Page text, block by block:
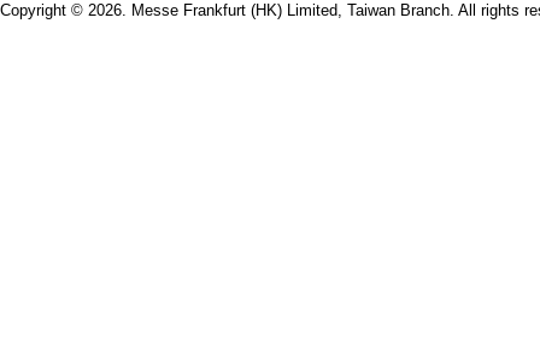
Copyright © 2026. Messe Frankfurt (HK) Limited, Taiwan Branch. All rights